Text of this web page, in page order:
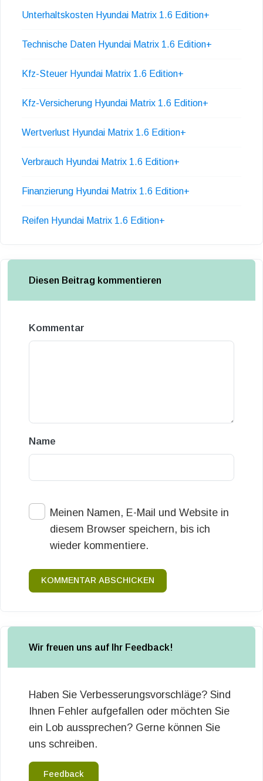
Unterhaltskosten Hyundai Matrix 1.6 Edition+
Technische Daten Hyundai Matrix 1.6 Edition+
Kfz-Steuer Hyundai Matrix 1.6 Edition+
Kfz-Versicherung Hyundai Matrix 1.6 Edition+
Wertverlust Hyundai Matrix 1.6 Edition+
Verbrauch Hyundai Matrix 1.6 Edition+
Finanzierung Hyundai Matrix 1.6 Edition+
Reifen Hyundai Matrix 1.6 Edition+
Diesen Beitrag kommentieren
Kommentar
Name
Meinen Namen, E-Mail und Website in
diesem Browser speichern, bis ich
wieder kommentiere.
KOMMENTAR ABSCHICKEN
Wir freuen uns auf Ihr Feedback!
Haben Sie Verbesserungsvorschläge? Sind
Ihnen Fehler aufgefallen oder möchten Sie
ein Lob aussprechen? Gerne können Sie
uns schreiben.
Feedback